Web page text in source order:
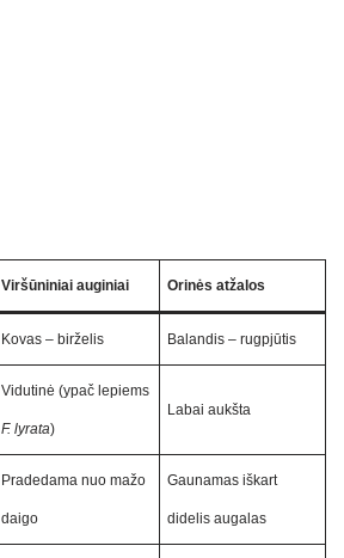
Viršūniniai auginiai Orinės atžalos
Kovas – birželis Balandis – rugpjūtis
Vidutinė (ypač lepiems
F. lyrata)
Labai aukšta
Pradedama nuo mažo
daigo
Gaunamas iškart
didelis augalas